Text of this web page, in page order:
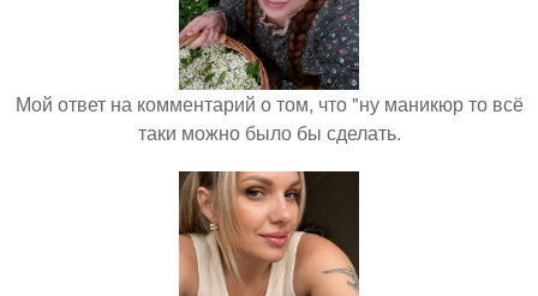
Мой ответ на комментарий о том, что "ну маникюр то всё
таки можно было бы сделать.